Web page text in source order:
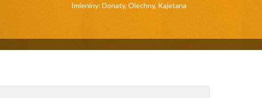
Imieniny: Donaty, Olechny, Kajetana